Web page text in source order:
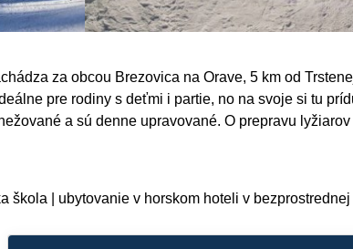
za obcou Brezovica na Orave, 5 km od
pre rodiny s deťmi i partie, no na svoje si tu
a sú denne upravované. O prepravu
škola | ubytovanie v horskom hoteli v